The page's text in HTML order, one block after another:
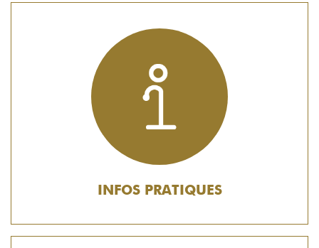
INFOS PRATIQUES